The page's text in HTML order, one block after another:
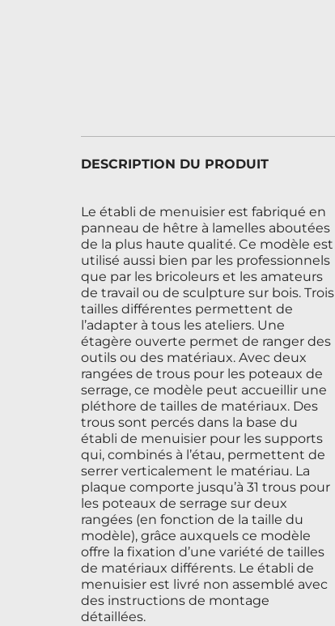
DESCRIPTION DU PRODUIT
Le établi de menuisier est fabriqué en
panneau de hêtre à lamelles aboutées
de la plus haute qualité. Ce modèle est
utilisé aussi bien par les professionnels
que par les bricoleurs et les amateurs
de travail ou de sculpture sur bois. Trois
tailles différentes permettent de
l’adapter à tous les ateliers. Une
étagère ouverte permet de ranger des
outils ou des matériaux. Avec deux
rangées de trous pour les poteaux de
serrage, ce modèle peut accueillir une
pléthore de tailles de matériaux. Des
trous sont percés dans la base du
établi de menuisier pour les supports
qui, combinés à l’étau, permettent de
serrer verticalement le matériau. La
plaque comporte jusqu’à 31 trous pour
les poteaux de serrage sur deux
rangées (en fonction de la taille du
modèle), grâce auxquels ce modèle
offre la fixation d’une variété de tailles
de matériaux différents. Le établi de
menuisier est livré non assemblé avec
des instructions de montage
détaillées.